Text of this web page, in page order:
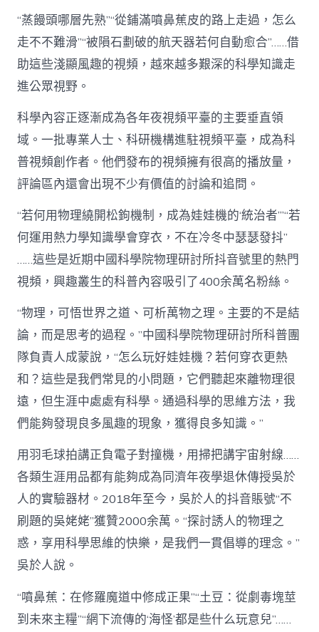
迷
信
常
識
勝
圈”
_
中
國
網〉
中
“蒸饅頭哪層先熟”“從鋪滿噴鼻蕉皮的路上走過，怎么
走不不難滑”“被隕石劃破的航天器若何自動愈合”……借
助這些淺顯風趣的視頻，越來越多艱深的科學知識走
進公眾視野。
科學內容正逐漸成為各年夜視頻平臺的主要垂直領
域。一批專業人士、科研機構進駐視頻平臺，成為科
普視頻創作者。他們發布的視頻擁有很高的播放量，
評論區內還會出現不少有價值的討論和追問。
“若何用物理繞開松鉤機制，成為娃娃機的‘統治者’”“若
何運用熱力學知識學會穿衣，不在冷冬中瑟瑟發抖”
……這些是近期中國科學院物理研討所抖音號里的熱門
視頻，興趣叢生的科普內容吸引了400余萬名粉絲。
“物理，可悟世界之道、可析萬物之理。主要的不是結
論，而是思考的過程。”中國科學院物理研討所科普團
隊負責人成蒙說，“怎么玩好娃娃機？若何穿衣更熱
和？這些是我們常見的小問題，它們聽起來離物理很
遠，但生涯中處處有科學。通過科學的思維方法，我
們能夠發現良多風趣的現象，獲得良多知識。”
用羽毛球拍講正負電子對撞機，用掃把講宇宙射線……
各類生涯用品都有能夠成為同濟年夜學退休傳授吳於
人的實驗器材。2018年至今，吳於人的抖音賬號“不
刷題的吳姥姥”獲贊2000余萬。“探討誘人的物理之
惑，享用科學思維的快樂，是我們一貫倡導的理念。”
吳於人說。
“噴鼻蕉：在修羅魔道中修成正果”“土豆：從劇毒塊莖
到未來主糧”“網下流傳的‘海怪’都是些什么玩意兒”……